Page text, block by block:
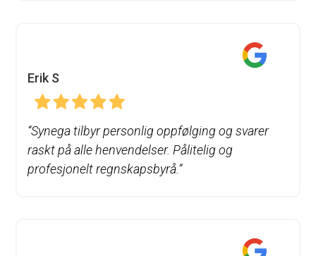
Erik S
“Synega tilbyr personlig oppfølging og svarer
raskt på alle henvendelser. Pålitelig og
profesjonelt regnskapsbyrå.“